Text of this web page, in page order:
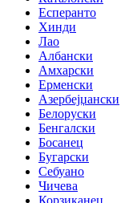
Есперанто
Хинди
Лао
Албански
Амхарски
Ерменски
Азербејџански
Белоруски
Бенгалски
Босанец
Бугарски
Себуано
Чичева
Корзиканец